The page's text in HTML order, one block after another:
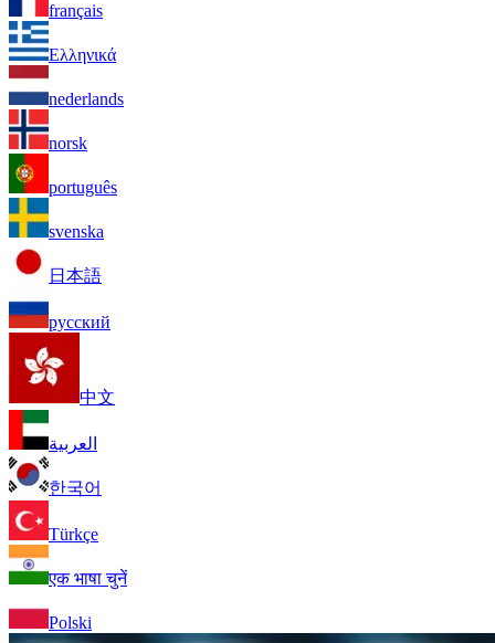
français
Ελληνικά
nederlands
norsk
português
svenska
日本語
русский
中文
العربية
한국어
Türkçe
एक भाषा चुनें
Polski